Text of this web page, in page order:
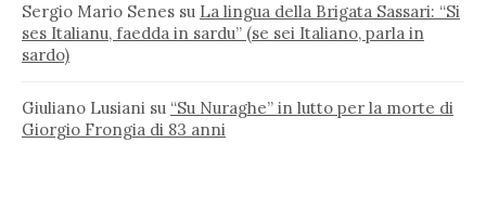
Sergio Mario Senes su La lingua della Brigata Sassari: “Si
ses Italianu, faedda in sardu” (se sei Italiano, parla in
sardo)
Giuliano Lusiani su “Su Nuraghe” in lutto per la morte di
Giorgio Frongia di 83 anni